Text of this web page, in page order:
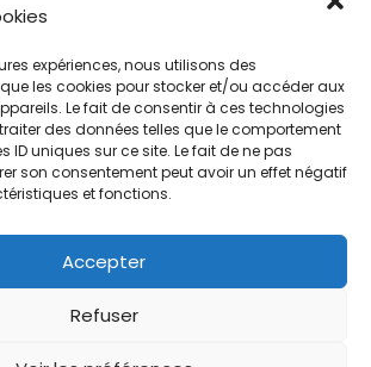
expériences, nous utilisons des
les cookies pour stocker et/ou accéder aux
Le fait de consentir à ces technologies
des données telles que le comportement
ID uniques sur ce site. Le fait de ne pas
son consentement peut avoir un effet négatif
et fonctions.
Accepter
Refuser
pour accepter les cookies
et activer ce contenu